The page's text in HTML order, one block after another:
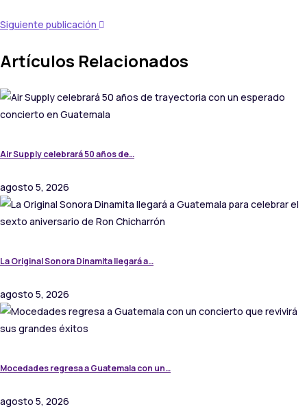
Siguiente publicación
Artículos Relacionados
Air Supply celebrará 50 años de…
agosto 5, 2026
La Original Sonora Dinamita llegará a…
agosto 5, 2026
Mocedades regresa a Guatemala con un…
agosto 5, 2026